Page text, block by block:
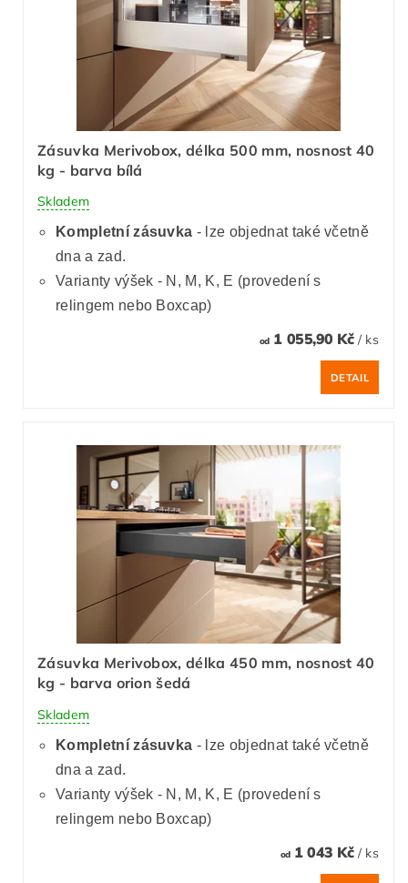
Zásuvka Merivobox, délka 500 mm, nosnost 40
kg - barva bílá
Skladem
Kompletní zásuvka - lze objednat také včetně
dna a zad.
Varianty výšek - N, M, K, E (provedení s
relingem nebo Boxcap)
od1 055,90 Kč / ks
DETAIL
Zásuvka Merivobox, délka 450 mm, nosnost 40
kg - barva orion šedá
Skladem
Kompletní zásuvka - lze objednat také včetně
dna a zad.
Varianty výšek - N, M, K, E (provedení s
relingem nebo Boxcap)
od1 043 Kč / ks